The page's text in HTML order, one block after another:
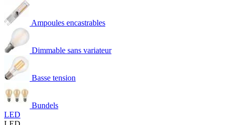
Ampoules encastrables
Dimmable sans variateur
Basse tension
Bundels
LED